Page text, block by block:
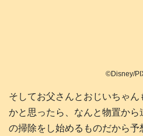
©Disney/
そしてお父さんとおじいちゃ
かと思ったら、なんと物置か
の掃除をし始めるものだから